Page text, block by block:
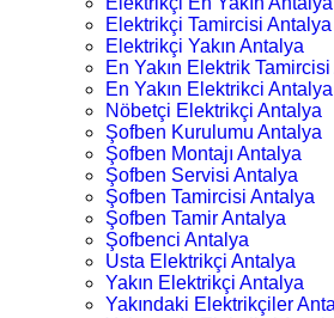
Elektrikçi Tamircisi Antalya
Elektrikçi Yakın Antalya
En Yakın Elektrik
En Yakın Elektrikci Antalya
Nöbetçi Elektrikçi Antalya
Şofben Kurulumu Antalya
Şofben Montajı Antalya
Şofben Servisi Antalya
Şofben Tamircisi Antalya
Şofben Tamir Antalya
Şofbenci Antalya
Usta Elektrikçi Antalya
Yakın Elektrikçi Antalya
Yakındaki Elektrikçiler